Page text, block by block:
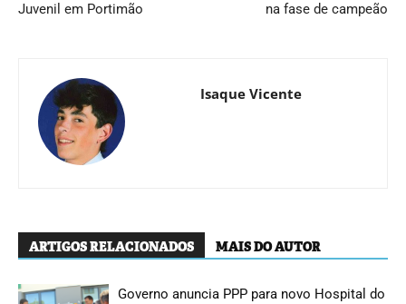
Juvenil em Portimão
na fase de campeão
Isaque Vicente
ARTIGOS RELACIONADOS MAIS DO AUTOR
Governo anuncia PPP para novo Hospital do